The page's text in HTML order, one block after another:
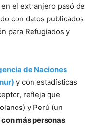
el extranjero pasó de
con datos publicados
para Refugiados y
de Naciones
y con estadísticas
refleja que
y Perú (un
más personas